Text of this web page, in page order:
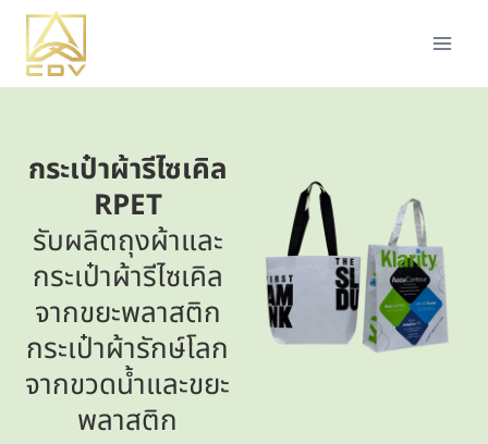
กระเป๋าผ้ารีไซเคิล
RPET
รับผลิตถุงผ้าและ
กระเป๋าผ้ารีไซเคิล
จากขยะพลาสติก
กระเป๋าผ้ารักษ์โลก
จากขวดน้ำและขยะ
พลาสติก